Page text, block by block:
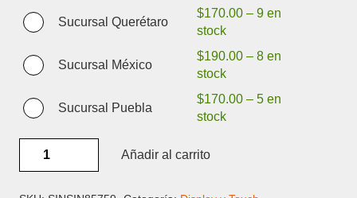
Sucursal Querétaro
$170.00– 9 en
stock
Sucursal México
$190.00– 8 en
stock
Sucursal Puebla
$170.00– 5 en
stock
REDMI
Añadir al carrito